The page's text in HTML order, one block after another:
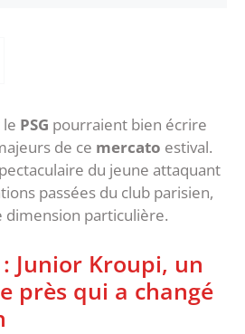
PSG pourraient bien écrire
de ce mercato estival.
du jeune attaquant
passées du club parisien,
dimension particulière.
Junior Kroupi, un
près qui a changé